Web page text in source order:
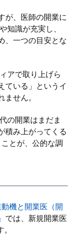
が、医師の開業に
知識が充実し、
、一つの目安とな
アで取り上げら
ている」というイ
せん。
の開業はまだま
積み上がってくる
とが、公的な調
動機と開業医（開
では、新規開業医